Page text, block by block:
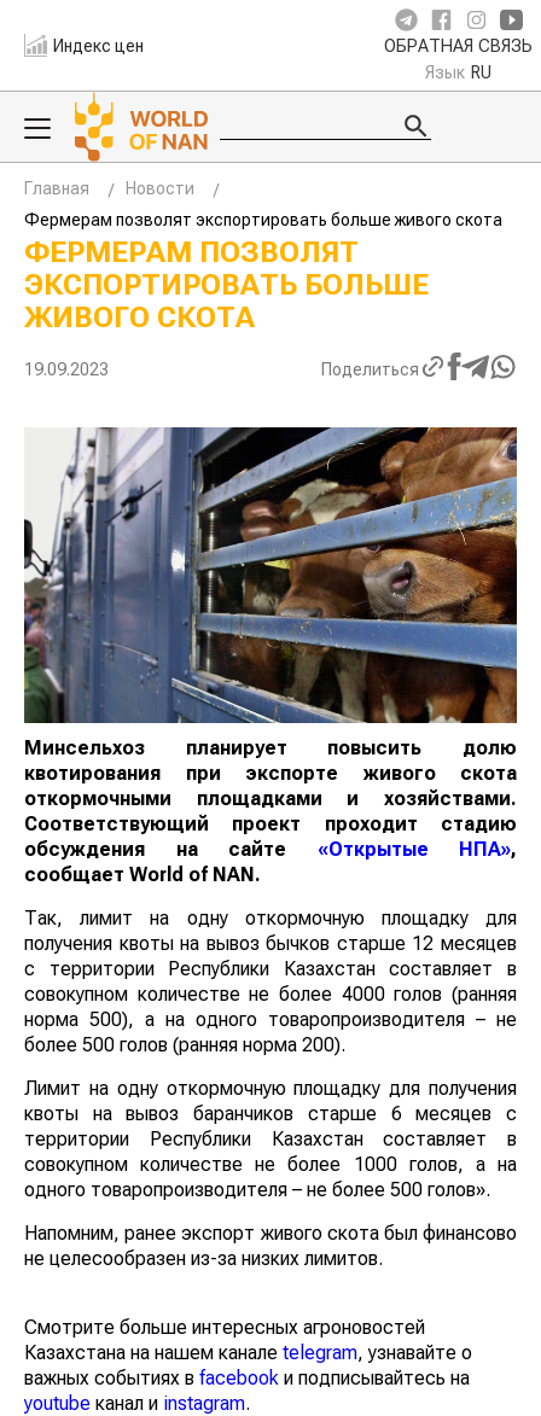
Индекс цен ОБРАТНАЯ СВЯЗЬ
Язык RU
Главная
Новости
Фермерам позволят экспортировать больше живого скота
ФЕРМЕРАМ ПОЗВОЛЯТ
ЭКСПОРТИРОВАТЬ БОЛЬШЕ
ЖИВОГО СКОТА
19.09.2023 Поделиться
Минсельхоз планирует повысить долю
квотирования при экспорте живого скота
откормочными площадками и хозяйствами.
Соответствующий проект проходит стадию
обсуждения на сайте «Открытые НПА»,
сообщает World of NAN.
Так, лимит на одну откормочную площадку для
получения квоты на вывоз бычков старше 12 месяцев
с территории Республики Казахстан составляет в
совокупном количестве не более 4000 голов (ранняя
норма 500), а на одного товаропроизводителя – не
более 500 голов (ранняя норма 200).
Лимит на одну откормочную площадку для получения
квоты на вывоз баранчиков старше 6 месяцев с
территории Республики Казахстан составляет в
совокупном количестве не более 1000 голов, а на
одного товаропроизводителя – не более 500 голов».
Напомним, ранее экспорт живого скота был финансово
не целесообразен из-за низких лимитов.
Смотрите больше интересных агроновостей
Казахстана на нашем канале telegram, узнавайте о
важных событиях в facebook и подписывайтесь на
youtube канал и instagram.